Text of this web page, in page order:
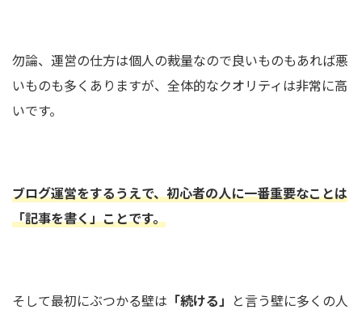
勿論、運営の仕方は個人の裁量なので良いものもあれば悪
いものも多くありますが、全体的なクオリティは非常に高
いです。
ブログ運営をするうえで、初心者の人に一番重要なことは
「記事を書く」ことです。
そして最初にぶつかる壁は 「続ける」 と言う壁に多くの人